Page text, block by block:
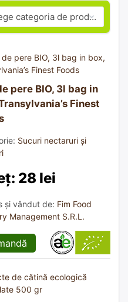
pere BIO, 3l bag in
Finest
Sucuri nectaruri și
28 lei
și vândut de: Fim Food
Management S.R.L.